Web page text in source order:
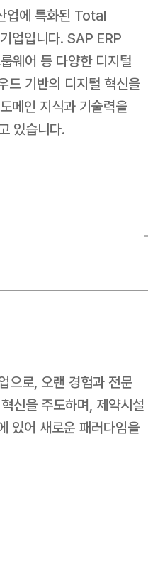
업에 특화된 Total
업입니다. SAP ERP
웨어 등 다양한 디지털
드 기반의 디지털 혁신을
메인 지식과 기술력을
있습니다.
으로, 오랜 경험과 전문
신을 주도하며, 제약시설
있어 새로운 패러다임을